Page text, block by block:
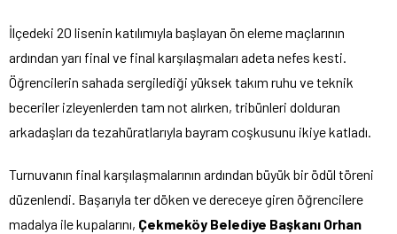
İlçedeki 20 lisenin katılımıyla başlayan ön eleme maçlarının
ardından yarı final ve final karşılaşmaları adeta nefes kesti.
Öğrencilerin sahada sergilediği yüksek takım ruhu ve teknik
beceriler izleyenlerden tam not alırken, tribünleri dolduran
arkadaşları da tezahüratlarıyla bayram coşkusunu ikiye katladı.
Turnuvanın final karşılaşmalarının ardından büyük bir ödül töreni
düzenlendi. Başarıyla ter döken ve dereceye giren öğrencilere
madalya ile kupalarını, Çekmeköy Belediye Başkanı Orhan